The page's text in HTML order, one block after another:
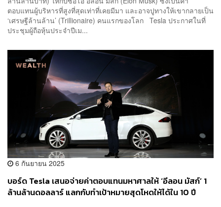
ตอบแทนผู้บริหารที่สูงที่สุดเท่าที่เคยมีมา และอาจปูทางให้เขากลายเป็น
‘เศรษฐีล้านล้าน’ (Trillionaire) คนแรกของโลก Tesla ประกาศในที่
ประชุมผู้ถือหุ้นประจำปีเม...
6 กันยายน 2025
บอร์ด Tesla เสนอจ่ายค่าตอบแทนมหาศาลให้ ‘อีลอน มัสก์’ 1
ล้านล้านดอลลาร์ แลกกับทำเป้าหมายสุดโหดให้ได้ใน 10 ปี